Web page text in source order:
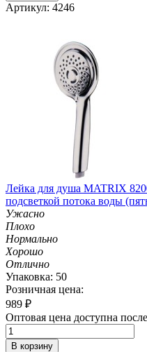
Артикул: 4246
Лейка для душа MATRIX
подсветкой потока воды
Ужасно
Плохо
Нормально
Хорошо
Отлично
Упаковка: 50
Розничная цена:
989 ₽
Оптовая цена доступна
В корзину